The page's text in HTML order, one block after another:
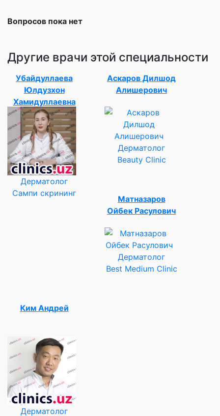
Вопросов пока нет
Другие врачи этой специальности
Убайдуллаева
Юлдузхон
Хамидуллаевна
Дерматолог
Сампи скрининг
Аскаров Дилшод
Алишерович
Дерматолог
Beauty Clinic
Матназаров
Ойбек Расулович
Дерматолог
Best Medium Clinic
Ким Андрей
Дерматолог